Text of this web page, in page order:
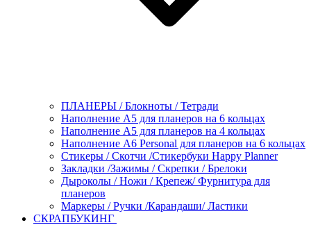
ПЛАНЕРЫ / Блокноты / Тетради
Наполнение А5 для планеров на 6 кольцах
Наполнение А5 для планеров на 4 кольцах
Наполнение А6 Personal для планеров на 6 кольцах
Стикеры / Скотчи /Стикербуки Happy Planner
Закладки /Зажимы / Скрепки / Брелоки
Дыроколы / Ножи / Крепеж/ Фурнитура для
планеров
Маркеры / Ручки /Карандаши/ Ластики
СКРАПБУКИНГ